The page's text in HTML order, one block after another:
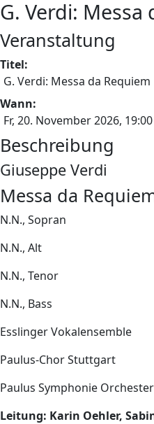
G. Verdi: Messa
Veranstaltung
Titel:
G. Verdi: Messa da Requiem
Wann:
Fr, 20. November 2026,
Beschreibung
Giuseppe Verdi
Messa da
N.N., Sopran
N.N., Alt
N.N., Tenor
N.N., Bass
Esslinger Vokalensemble
Paulus-Chor Stuttgart
Paulus Symphonie Orchester
Leitung: Karin Oehler,